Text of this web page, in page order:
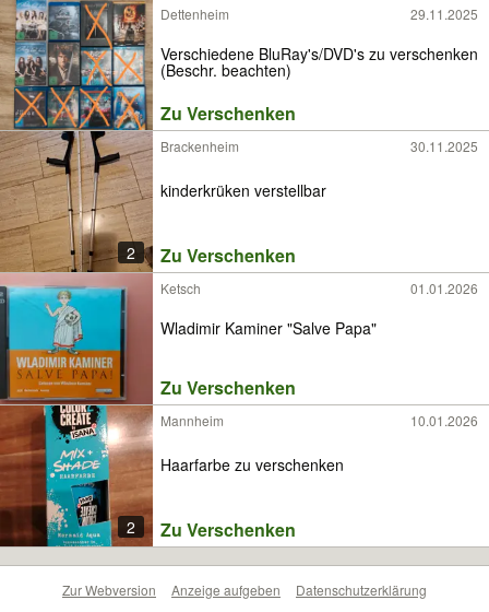
Dettenheim 29.11.2025
Verschiedene BluRay's/DVD's zu verschenken
(Beschr. beachten)
Zu Verschenken
2
Brackenheim 30.11.2025
kinderkrüken verstellbar
Zu Verschenken
Ketsch 01.01.2026
Wladimir Kaminer "Salve Papa"
Zu Verschenken
2
Mannheim 10.01.2026
Haarfarbe zu verschenken
Zu Verschenken
Zur Webversion Anzeige aufgeben
Datenschutzerklärung